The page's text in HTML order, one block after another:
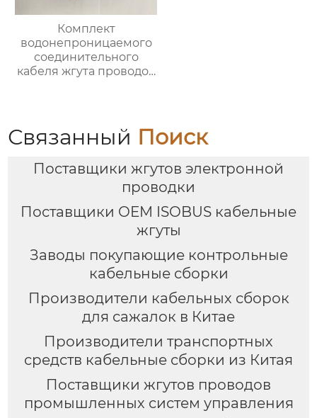
Комплект
водонепроницаемого
соединительного
кабеля жгута проводов
Связанный Поиск
Поставщики жгутов электронной
проводки
Поставщики OEM ISOBUS кабельные
жгуты
Заводы покупающие контрольные
кабельные сборки
Производители кабельных сборок
для сажалок в Китае
Производители транспортных
средств кабельные сборки из Китая
Поставщики жгутов проводов
промышленных систем управления